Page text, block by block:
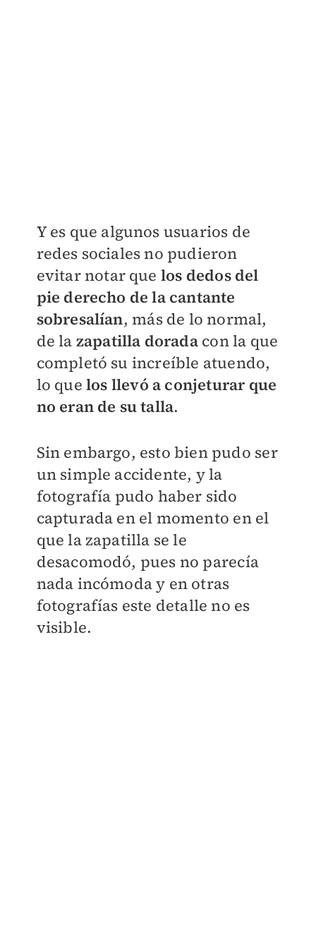
Y es que algunos usuarios de
redes sociales no pudieron
evitar notar que los dedos del
pie derecho de la cantante
sobresalían, más de lo normal,
de la zapatilla doradacon la que
completó su increíble atuendo,
lo que los llevó a conjeturar que
no eran de su talla.
Sin embargo, esto bien pudo ser
un simple accidente, y la
fotografía pudo haber sido
capturada en el momento en el
que la zapatilla se le
desacomodó, pues no parecía
nada incómoda y en otras
fotografías este detalle no es
visible.